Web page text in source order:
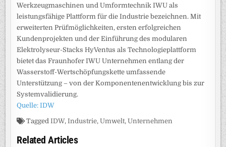
Werkzeugmaschinen und Umformtechnik IWU als
leistungsfähige Plattform für die Industrie bezeichnen. Mit
erweiterten Prüfmöglichkeiten, ersten erfolgreichen
Kundenprojekten und der Einführung des modularen
Elektrolyseur-Stacks HyVentus als Technologieplattform
bietet das Fraunhofer IWU Unternehmen entlang der
Wasserstoff-Wertschöpfungskette umfassende
Unterstützung – von der Komponentenentwicklung bis zur
Systemvalidierung.
Quelle: IDW
TaggedIDW,Industrie,Umwelt,Unternehmen
Related Articles